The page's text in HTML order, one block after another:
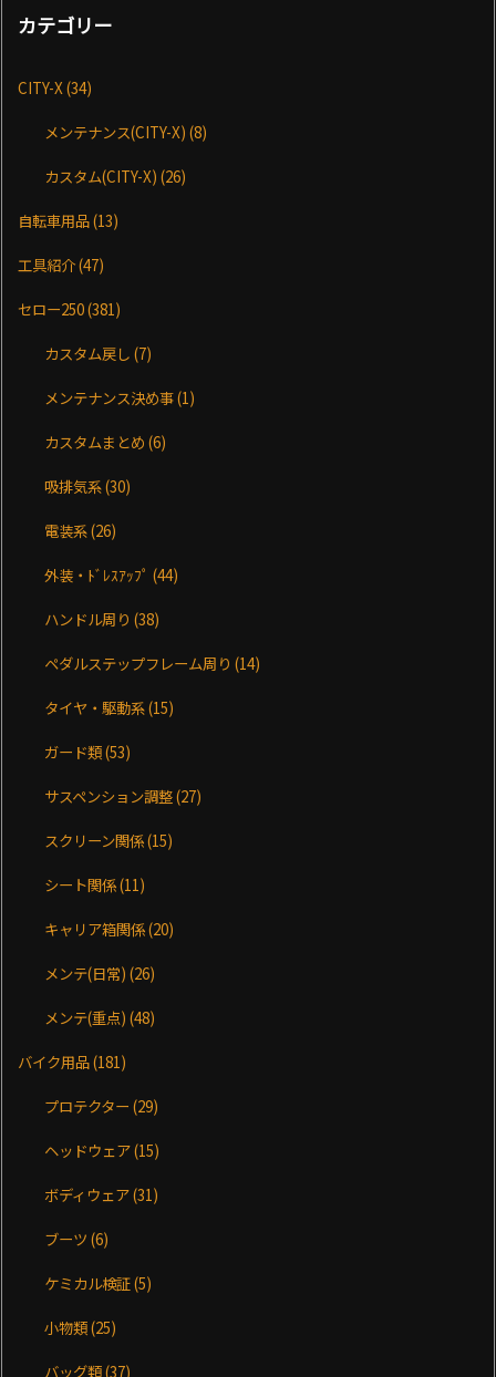
カテゴリー
CITY-X (34)
メンテナンス(CITY-X)(8)
カスタム(CITY-X)(26)
自転車用品(13)
工具紹介(47)
セロー250(381)
カスタム戻し(7)
メンテナンス決め事(1)
カスタムまとめ(6)
吸排気系(30)
電装系(26)
外装・ﾄﾞﾚｽｱｯﾌﾟ(44)
ハンドル周り(38)
ペダルステップフレーム周り(14)
タイヤ・駆動系(15)
ガード類(53)
サスペンション調整(27)
スクリーン関係(15)
シート関係(11)
キャリア箱関係(20)
メンテ(日常)(26)
メンテ(重点)(48)
バイク用品(181)
プロテクター(29)
ヘッドウェア(15)
ボディウェア(31)
ブーツ(6)
ケミカル検証(5)
小物類(25)
バッグ類(37)